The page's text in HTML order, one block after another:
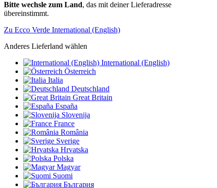
Bitte wechsle zum Land, das mit deiner Lieferadresse
übereinstimmt.
Zu Ecco Verde International (English)
Anderes Lieferland wählen
International (English)
Österreich
Italia
Deutschland
Great Britain
España
Slovenija
France
România
Sverige
Hrvatska
Polska
Magyar
Suomi
България